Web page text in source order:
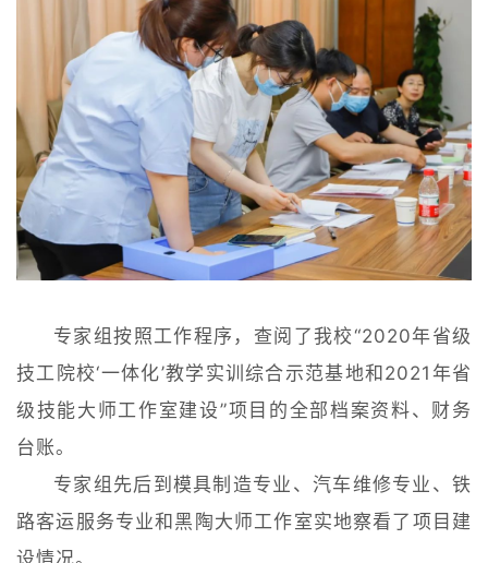
专家组按照工作程序，查阅了我校“2020年省级
技工院校‘一体化’教学实训综合示范基地和2021年省
级技能大师工作室建设”项目的全部档案资料、财务
台账。
专家组先后到模具制造专业、汽车维修专业、铁
路客运服务专业和黑陶大师工作室实地察看了项目建